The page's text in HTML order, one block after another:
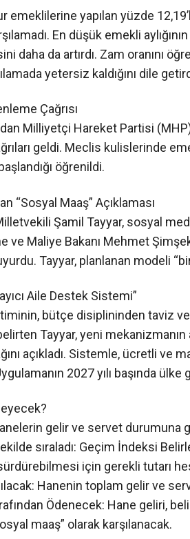
emeklilerine yapılan yüzde
En düşük emekli
daha da artırdı. Zam oranını
Çağrısı
Milliyetçi Hareket Partisi
geldi. Meclis kulislerinde
“Sosyal Maaş” Açıklaması
Şamil Tayyar, sosyal
ve Maliye Bakanı Mehmet
Aile Destek Sistemi”
bütçe disiplininden taviz
Tayyar, yeni mekanizmanın
açıkladı. Sistemle, ücretli ve
gelir ve servet durumuna
sıraladı: Geçim İndeksi
için gerekli tutarı
Hanenin toplam gelir ve
Ödenecek: Hane geliri,